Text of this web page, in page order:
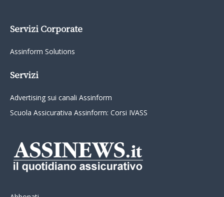
Servizi Corporate
Assinform Solutions
Servizi
Advertising sui canali Assinform
Scuola Assicurativa Assinform: Corsi IVASS